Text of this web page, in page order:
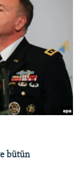
bütün